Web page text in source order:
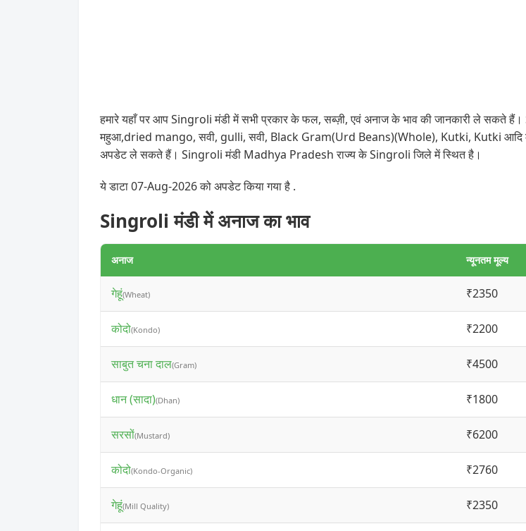
हमारे यहाँ पर आप Singroli मंडी में सभी प्रकार के फल, सब्ज़ी, एवं अनाज के भाव की जानकारी ले सकते हैं।
महुआ,dried mango, सवी, gulli, सवी, Black Gram(Urd Beans)(Whole), Kutki, Kutki आदि की
अपडेट ले सकते हैं। Singroli मंडी Madhya Pradesh राज्य के Singroli जिले में स्थित है।
ये डाटा 07-Aug-2026 को अपडेट किया गया है .
Singroli मंडी में अनाज का भाव
अनाज न्यूनतम मूल्य
गेहूं(Wheat) ₹2350
कोदो(Kondo) ₹2200
साबुत चना दाल(Gram) ₹4500
धान (सादा)(Dhan) ₹1800
सरसों(Mustard) ₹6200
कोदो(Kondo-Organic) ₹2760
गेहूं(Mill Quality) ₹2350